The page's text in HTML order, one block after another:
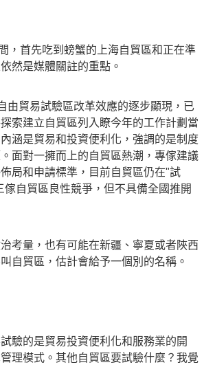
首先吃到螃蟹的上海自貿區和正在準
然是媒體關註的重點。
貿易試驗區改革效應的逐步顯現，已
索建立自貿區列入瞭今年的工作計劃當
涵是貿易和投資便利化，強調的是制度
面對一擁而上的自貿區熱潮，專傢建議
局和申請標準，目前自貿區仍在"試
傢自貿區良性競爭，但不具備全國推開
量，也有可能在新疆、寧夏或者陜西
自貿區，估計會給予一個別的名稱。
的是貿易投資便利化和服務業的開
理模式。其他自貿區要試驗什麼？我覺